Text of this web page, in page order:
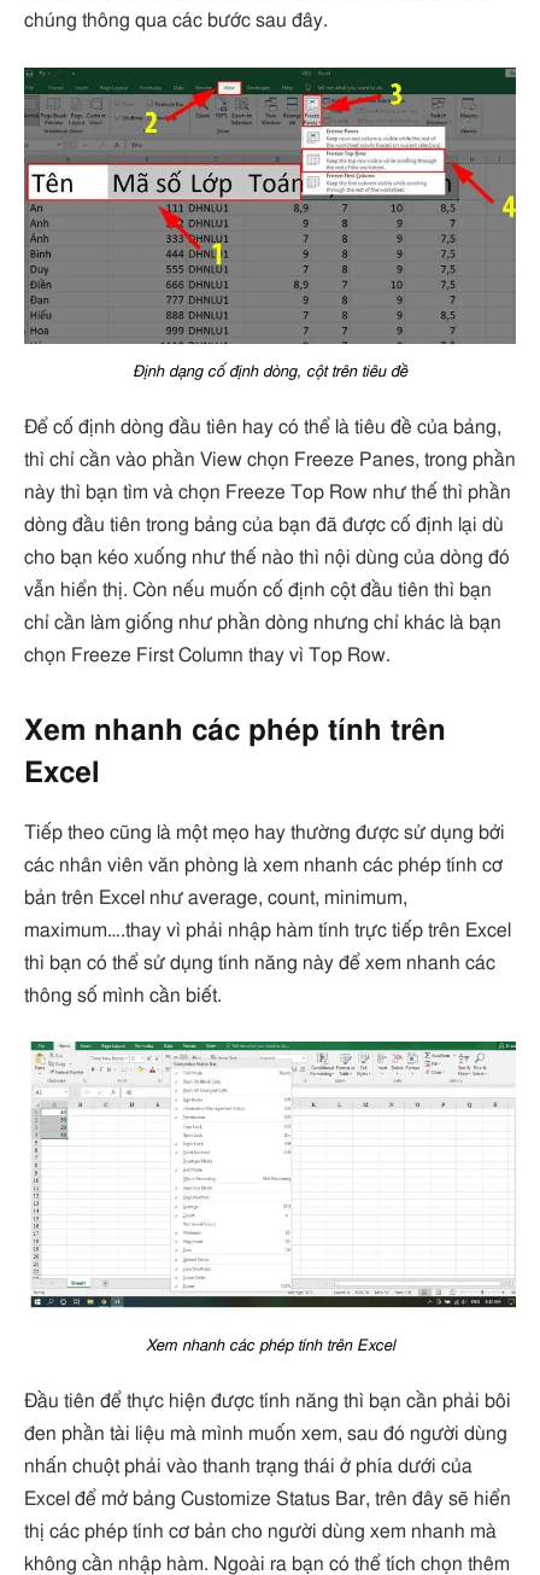
chúng thông qua các bước sau đây.
Định dạng cố định dòng, cột trên tiêu đề
Để cố định dòng đầu tiên hay có thể là tiêu đề của bảng,
thì chỉ cần vào phần View chọn Freeze Panes, trong phần
này thì bạn tìm và chọn Freeze Top Row như thế thì phần
dòng đầu tiên trong bảng của bạn đã được cố định lại dù
cho bạn kéo xuống như thế nào thì nội dùng của dòng đó
vẫn hiển thị. Còn nếu muốn cố định cột đầu tiên thì bạn
chỉ cần làm giống như phần dòng nhưng chỉ khác là bạn
chọn Freeze First Column thay vì Top Row.
Xem nhanh các phép tính trên
Excel
Tiếp theo cũng là một mẹo hay thường được sử dụng bởi
các nhân viên văn phòng là xem nhanh các phép tính cơ
bản trên Excel như average, count, minimum,
maximum….thay vì phải nhập hàm tính trực tiếp trên Excel
thì bạn có thể sử dụng tính năng này để xem nhanh các
thông số mình cần biết.
Xem nhanh các phép tính trên Excel
Đầu tiên để thực hiện được tính năng thì bạn cần phải bôi
đen phần tài liệu mà mình muốn xem, sau đó người dùng
nhấn chuột phải vào thanh trạng thái ở phía dưới của
Excel để mở bảng Customize Status Bar, trên đây sẽ hiển
thị các phép tính cơ bản cho người dùng xem nhanh mà
không cần nhập hàm. Ngoài ra bạn có thể tích chọn thêm